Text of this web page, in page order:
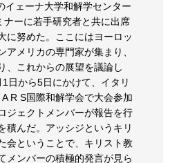
イェーナ大学和解学センター
ナーに若手研究者と共に出席
に努めた。ここにはヨーロッ
メリカの専門家が集まり、
、これからの展望を議論し
日から5日にかけて、イタリ
R S国際和解学会で大会参加
ジェクトメンバーが報告を行
積んだ。アッシジというキリ
会ということで、キリスト教
メンバーの積極的発言が見ら